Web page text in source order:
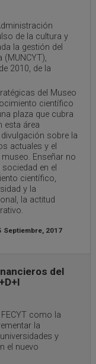
de la cultura y
la gestión del
(MUNCYT),
2010, de la
del Museo
científico
plaza que cubra
esta área
sobre la
actuales y el
Enseñar no
en el
científico,
y la
la actitud
Septiembre, 2017
del
como la
la
y
el nuevo